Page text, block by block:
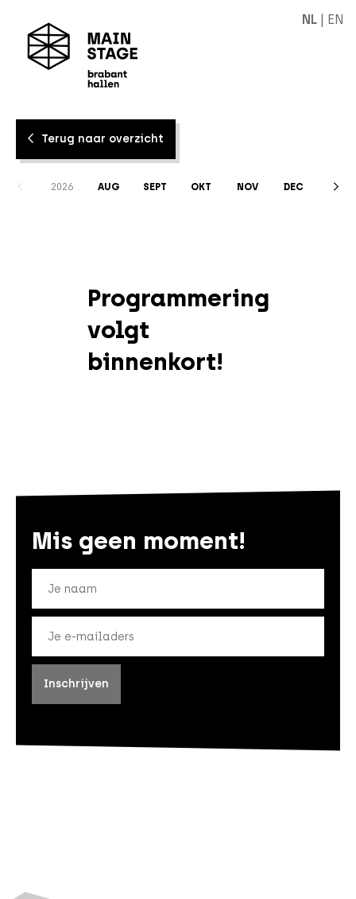
NL | EN
Terug naar overzicht
2026 AUG SEPT OKT NOV DEC
Programmering
volgt
binnenkort!
Mis geen moment!